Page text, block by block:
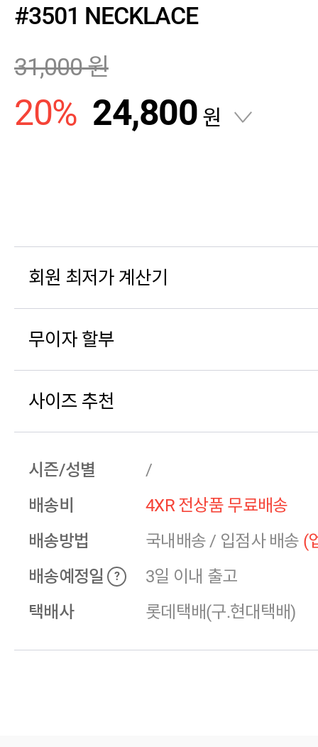
#3501 NECKLACE
31,000원
20% 24,800 원
회원 최저가 계산기
무이자 할부
사이즈 추천
시즌/성별
/
배송비
4XR 전상품 무료배송
배송방법
국내배송 / 입점사 배송 (
배송예정일
?
3일 이내 출고
택배사
롯데택배(구.현대택배)